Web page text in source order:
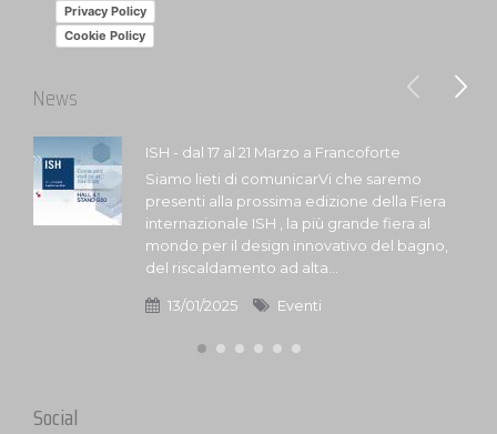
Privacy Policy
Cookie Policy
News
ISH - dal 17 al 21 Marzo a Francoforte
Siamo lieti di comunicarVi che saremo
presenti alla prossima edizione della Fiera
internazionale ISH , la più grande fiera al
mondo per il design innovativo del bagno,
del riscaldamento ad alta...
13/01/2025 Eventi
Social